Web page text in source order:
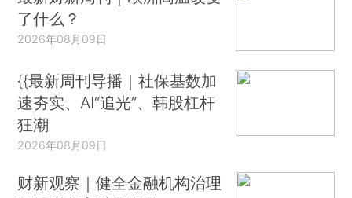
了什么？
2026年08月09日
{{最新周刊导播｜社保基数加
速夯实、AI“追光”、韩股杠杆
狂潮
2026年08月09日
财新观察｜健全金融机构治理